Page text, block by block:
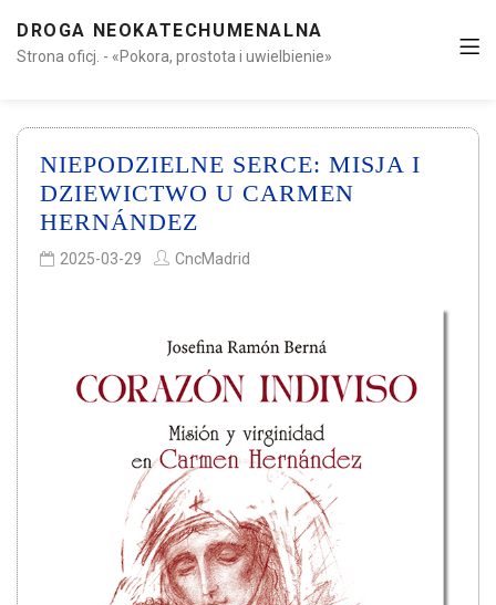
DROGA NEOKATECHUMENALNA
Strona oficj. - «Pokora, prostota i uwielbienie»
NIEPODZIELNE SERCE: MISJA I
DZIEWICTWO U CARMEN
HERNÁNDEZ
2025-03-29 CncMadrid